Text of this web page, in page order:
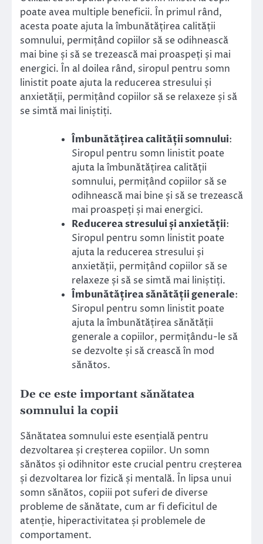
poate avea multiple beneficii. În primul rând,
acesta poate ajuta la îmbunătățirea calității
somnului, permițând copiilor să se odihnească
mai bine și să se trezească mai proaspeți și mai
energici. În al doilea rând, siropul pentru somn
linistit poate ajuta la reducerea stresului și
anxietății, permițând copiilor să se relaxeze și să
se simtă mai liniștiți.
Îmbunătățirea calității somnului:
Siropul pentru somn linistit poate
ajuta la îmbunătățirea calității
somnului, permițând copiilor să se
odihnească mai bine și să se trezească
mai proaspeți și mai energici.
Reducerea stresului și anxietății:
Siropul pentru somn linistit poate
ajuta la reducerea stresului și
anxietății, permițând copiilor să se
relaxeze și să se simtă mai liniștiți.
Îmbunătățirea sănătății generale:
Siropul pentru somn linistit poate
ajuta la îmbunătățirea sănătății
generale a copiilor, permițându-le să
se dezvolte și să crească în mod
sănătos.
De ce este important sănătatea
somnului la copii
Sănătatea somnului este esențială pentru
dezvoltarea și creșterea copiilor. Un somn
sănătos și odihnitor este crucial pentru creșterea
și dezvoltarea lor fizică și mentală. În lipsa unui
somn sănătos, copiii pot suferi de diverse
probleme de sănătate, cum ar fi deficitul de
atenție, hiperactivitatea și problemele de
comportament.